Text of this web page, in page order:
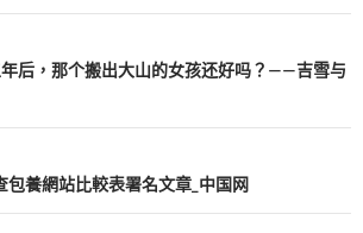
后，那个搬出大山的女孩还好吗？——吉雪与
包養網站比較表署名文章_中国网